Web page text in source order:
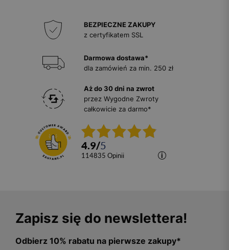
BEZPIECZNE ZAKUPY
z certyfikatem SSL
Darmowa dostawa*
dla zamówień za min. 250 zł
Aż do 30 dni na zwrot
przez Wygodne Zwroty
całkowicie za darmo*
4.9/5
114835 opinii
Zapisz się do newslettera!
Odbierz 10% rabatu na pierwsze zakupy*